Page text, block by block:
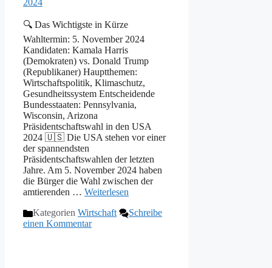
🔍 Das Wichtigste in Kürze
Wahltermin: 5. November 2024
Kandidaten: Kamala Harris
(Demokraten) vs. Donald Trump
(Republikaner) Hauptthemen:
Wirtschaftspolitik, Klimaschutz,
Gesundheitssystem Entscheidende
Bundesstaaten: Pennsylvania,
Wisconsin, Arizona
Präsidentschaftswahl in den USA
2024 🇺🇸 Die USA stehen vor einer
der spannendsten
Präsidentschaftswahlen der letzten
Jahre. Am 5. November 2024 haben
die Bürger die Wahl zwischen der
amtierenden … Weiterlesen
Kategorien Wirtschaft
Schreibe
einen Kommentar